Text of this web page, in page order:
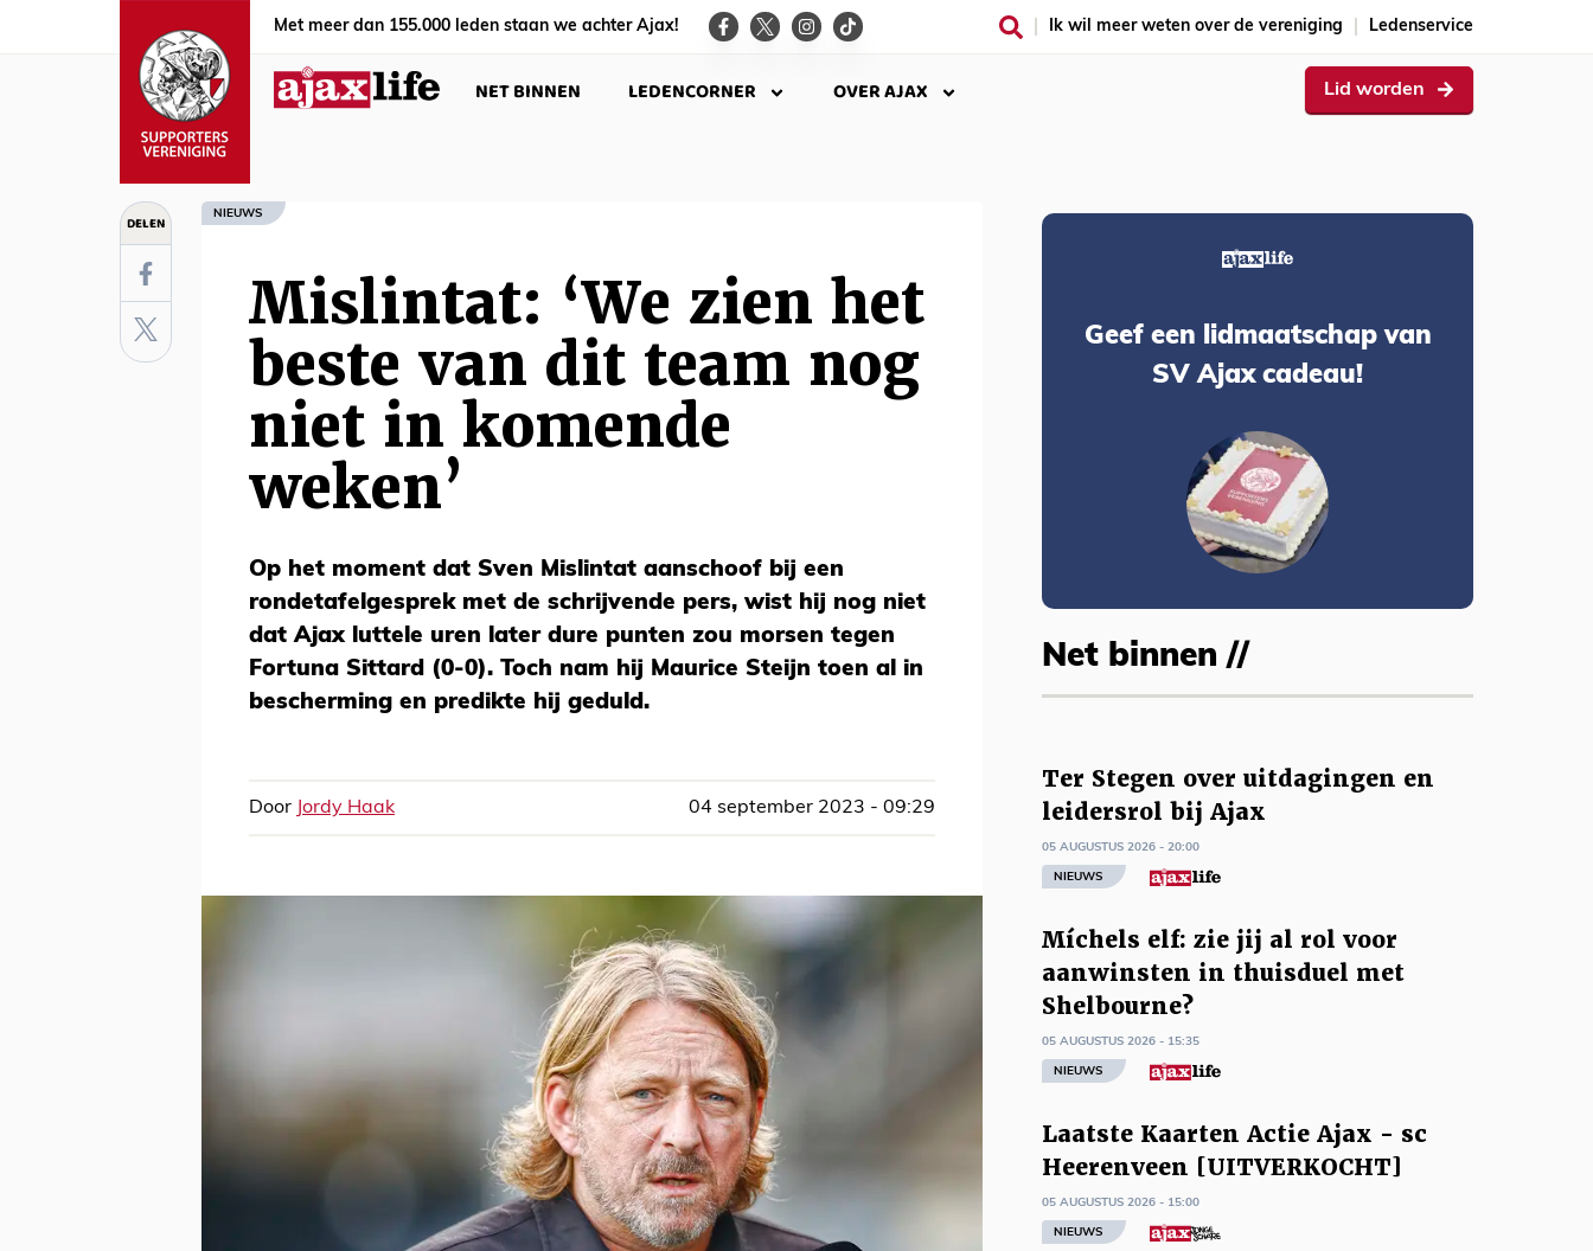
Met meer dan 155.000 leden staan we achter Ajax! Ik wil meer weten over de vereniging Ledenservice
NET BINNEN LEDENCORNER OVER AJAX Lid worden
DELEN NIEUWS
Mislintat: ‘We zien het
beste van dit team nog
niet in komende
weken’
Op het moment dat Sven Mislintat aanschoof bij een
rondetafelgesprek met de schrijvende pers, wist hij nog niet
dat Ajax luttele uren later dure punten zou morsen tegen
Fortuna Sittard (0-0). Toch nam hij Maurice Steijn toen al in
bescherming en predikte hij geduld.
Door Jordy Haak 04 september 2023 - 09:29
Geef een lidmaatschap van
SV Ajax cadeau!
Net binnen //
Ter Stegen over uitdagingen en
leidersrol bij Ajax
05 AUGUSTUS 2026 - 20:00
NIEUWS
Míchels elf: zie jij al rol voor
aanwinsten in thuisduel met
Shelbourne?
05 AUGUSTUS 2026 - 15:35
NIEUWS
Laatste Kaarten Actie Ajax - sc
Heerenveen [UITVERKOCHT]
05 AUGUSTUS 2026 - 15:00
NIEUWS